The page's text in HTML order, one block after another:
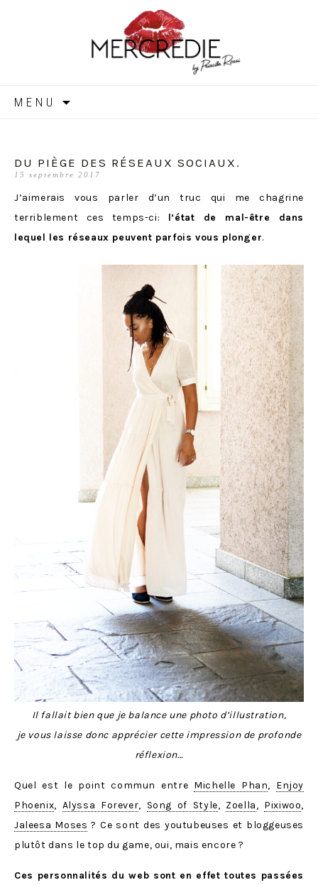
MERCREDIE
MENU
DU PIÈGE DES RÉSEAUX SOCIAUX.
15 septembre 2017
J’aimerais vous parler d’un truc qui me chagrine
terriblement ces temps-ci: l’état de mal-être dans
lequel les réseaux peuvent parfois vous plonger.
Il fallait bien que je balance une photo d’illustration,
je vous laisse donc apprécier cette impression de profonde
réflexion…
Quel est le point commun entre Michelle Phan, Enjoy
Phoenix, Alyssa Forever, Song of Style, Zoella, Pixiwoo,
Jaleesa Moses ? Ce sont des youtubeuses et bloggeuses
plutôt dans le top du game, oui, mais encore ?
Ces personnalités du web sont en effet toutes passées